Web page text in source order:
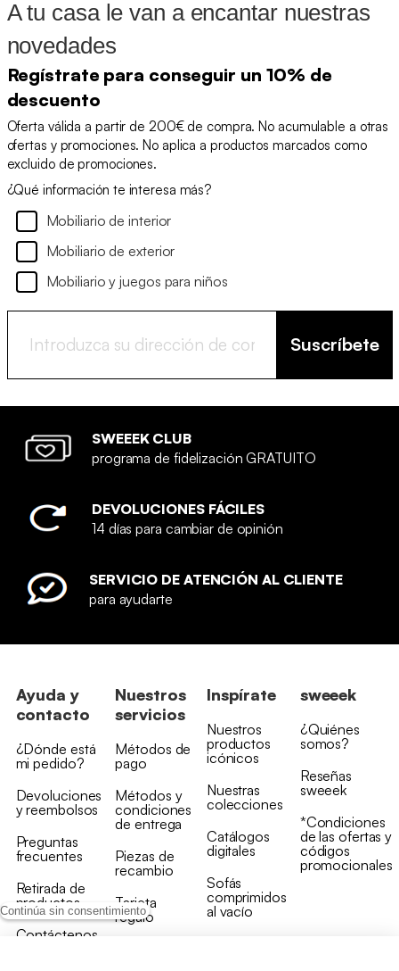
Continúa sin consentimiento
A tu casa le van a encantar nuestras
novedades
Regístrate para conseguir un 10% de
descuento
Oferta válida a partir de 200€ de compra. No acumulable a otras
ofertas y promociones. No aplica a productos marcados como
excluido de promociones.
¿Qué información te interesa más?
Mobiliario de interior
Mobiliario de exterior
Mobiliario y juegos para niños
Suscríbete
SWEEEK CLUB
programa de fidelización GRATUITO
DEVOLUCIONES FÁCILES
14 días para cambiar de opinión
SERVICIO DE ATENCIÓN AL CLIENTE
para ayudarte
Ayuda y
contacto
¿Dónde está
mi pedido?
Devoluciones
y reembolsos
Preguntas
frecuentes
Retirada de
productos
Contáctenos
Nuestros
servicios
Métodos de
pago
Métodos y
condiciones
de entrega
Piezas de
recambio
Tarjeta
regalo
Inspírate
Nuestros
productos
icónicos
Nuestras
colecciones
Catálogos
digitales
Sofás
comprimidos
al vacío
sweeek
¿Quiénes
somos?
Reseñas
sweeek
*Condiciones
de las ofertas y
códigos
promocionales